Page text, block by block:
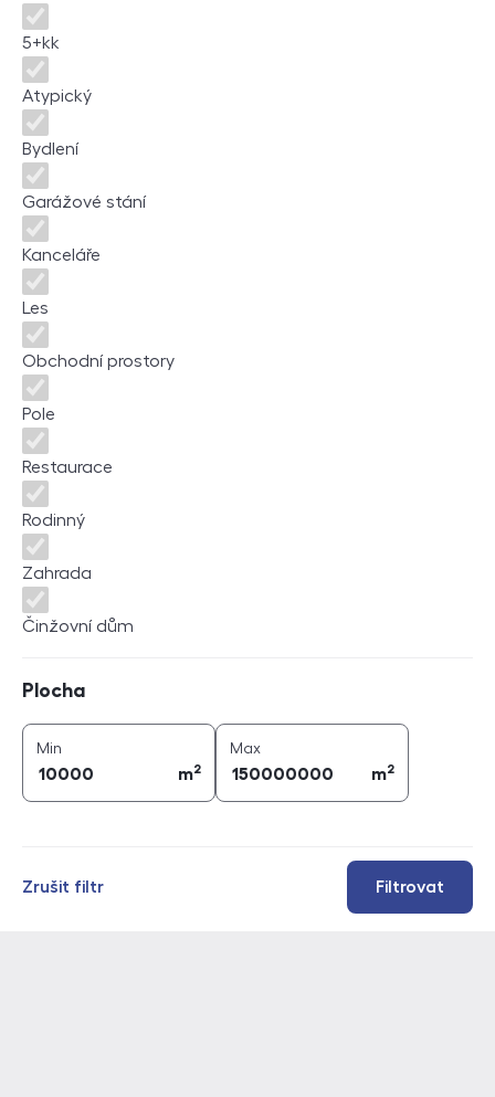
5+kk
Atypický
Bydlení
Garážové stání
Kanceláře
Les
Obchodní prostory
Pole
Restaurace
Rodinný
Zahrada
Činžovní dům
Plocha
Min
m2
Maxplocha (
m2
Filtrovat
Zrušit filtr